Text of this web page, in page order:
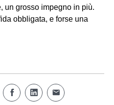
un grosso impegno in più.
obbligata, e forse una